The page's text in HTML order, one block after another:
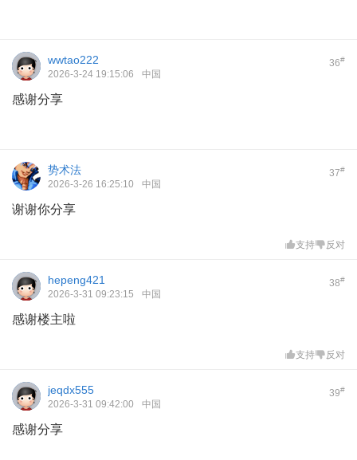
36#
wwtao222
2026-3-24 19:15:06 中国
感谢分享
37#
势术法
2026-3-26 16:25:10 中国
谢谢你分享
支持 反对
38#
hepeng421
2026-3-31 09:23:15 中国
感谢楼主啦
支持 反对
39#
jeqdx555
2026-3-31 09:42:00 中国
感谢分享